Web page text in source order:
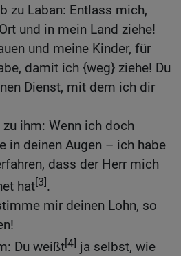
zu Laban: Entlass mich,
und in mein Land ziehe!
und meine Kinder, für
damit ich {weg} ziehe! Du
Dienst, mit dem ich dir
ihm: Wenn ich doch
in deinen Augen – ich habe
dass der Herr mich
hat[3].
mir deinen Lohn, so
Du weißt[4] ja selbst, wie